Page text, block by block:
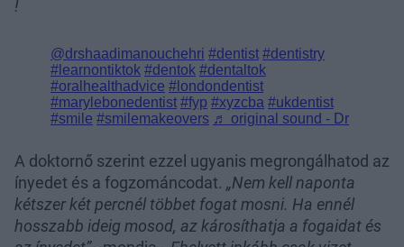
!
A doktornő szerint ezzel ugyanis megrongálhatod az
ínyedet és a fogzománcodat. „Nem kell naponta
kétszer két percnél többet fogat mosni. Ha ennél
hosszabb ideig mosod, az károsíthatja a fogaidat és